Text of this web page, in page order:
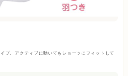
プ。アクティブに動いてもショーツにフィットして